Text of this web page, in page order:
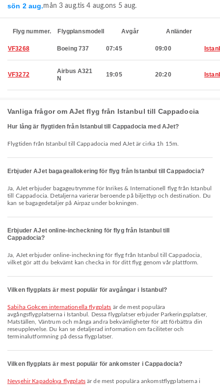
sön 2 aug.mån 3 aug.tis 4 aug.ons 5 aug.
Flyg nummer. Flygplansmodell Avgår Anländer
VF3268 Boeing 737 07:45 09:00
VF3272
Airbus A321
N
19:05 20:20
Vanliga frågor om AJet flyg från Istanbul till Cappadocia
Hur lång är flygtiden från Istanbul till Cappadocia med AJet?
Flygtiden från Istanbul till Cappadocia med AJet är cirka 1h 15m.
Erbjuder AJet bagageallokering för flyg från Istanbul till Cappadocia?
Ja, AJet erbjuder bagageutrymme för Inrikes & Internationell flyg från Istanbul
till Cappadocia. Detaljerna varierar beroende på biljettyp och destination. Du
kan se bagagedetaljer på Airpaz under bokningen.
Erbjuder AJet online-incheckning för flyg från Istanbul till
Cappadocia?
Ja, AJet erbjuder online-incheckning för flyg från Istanbul till Cappadocia,
vilket gör att du bekvämt kan checka in för ditt flyg genom vår plattform.
Vilken flygplats är mest populär för avgångar i Istanbul?
Sabiha Gokcen internationella flygplats är de mest populära
avgångsflygplatserna i Istanbul. Dessa flygplatser erbjuder Parkeringsplatser,
Matställen, Väntrum och många andra bekvämligheter för att förbättra din
reseupplevelse. Du kan se detaljerad information om faciliteter och
terminalutformning på dessa flygplatser.
Vilken flygplats är mest populär för ankomster i Cappadocia?
Nevşehir Kapadokya flygplatsär de mest populära ankomstflygplatserna i